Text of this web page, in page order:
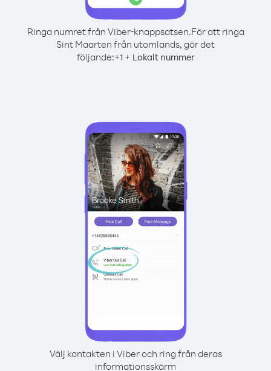
Ringa numret från Viber-knappsatsen.För att ringa
Sint Maarten från utomlands, gör det
följande:+1+ Lokalt nummer
Välj kontakten i Viber och ring från deras
informationsskärm